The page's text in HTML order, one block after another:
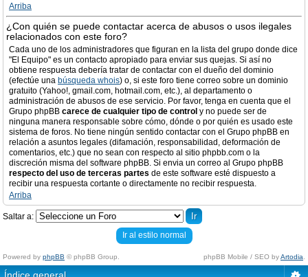
Arriba
¿Con quién se puede contactar acerca de abusos o usos ilegales
relacionados con este foro?
Cada uno de los administradores que figuran en la lista del grupo donde dice
"El Equipo" es un contacto apropiado para enviar sus quejas. Si así no
obtiene respuesta debería tratar de contactar con el dueño del dominio
(efectúe una búsqueda whois) o, si este foro tiene correo sobre un dominio
gratuito (Yahoo!, gmail.com, hotmail.com, etc.), al departamento o
administración de abusos de ese servicio. Por favor, tenga en cuenta que el
Grupo phpBB carece de cualquier tipo de control y no puede ser de
ninguna manera responsable sobre cómo, dónde o por quién es usado este
sistema de foros. No tiene ningún sentido contactar con el Grupo phpBB en
relación a asuntos legales (difamación, responsabilidad, deformación de
comentarios, etc.) que no sean con respecto al sitio phpbb.com o la
discreción misma del software phpBB. Si envia un correo al Grupo phpBB
respecto del uso de terceras partes de este software esté dispuesto a
recibir una respuesta cortante o directamente no recibir respuesta.
Arriba
Saltar a:
Ir al estilo normal
Powered by phpBB © phpBB Group. phpBB Mobile / SEO byArtodia